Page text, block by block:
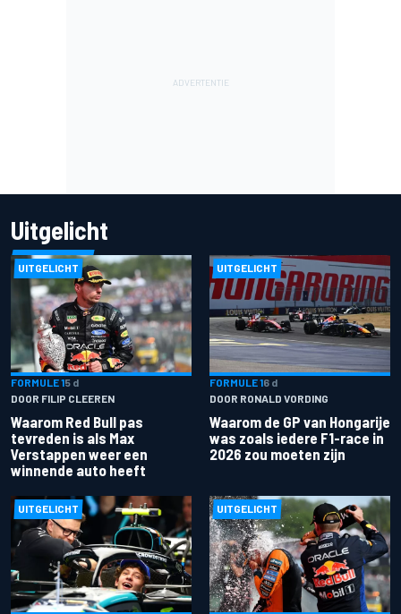
Uitgelicht
UITGELICHT
FORMULE 15 d
DOOR FILIP CLEEREN
Waarom Red Bull pas
tevreden is als Max
Verstappen weer een
winnende auto heeft
UITGELICHT
FORMULE 16 d
DOOR RONALD VORDING
Waarom de GP van Hongarije
was zoals iedere F1-race in
2026 zou moeten zijn
UITGELICHT UITGELICHT